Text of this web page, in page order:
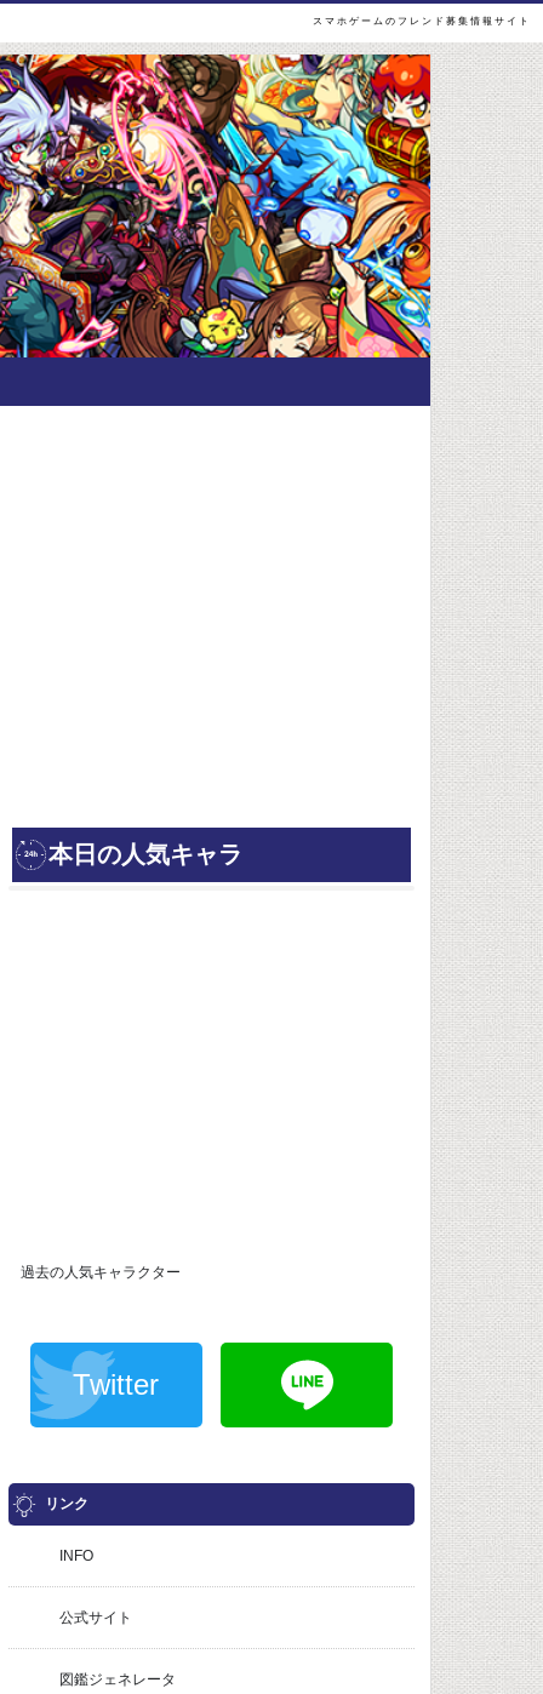
スマホゲームのフレンド募集情報サイト
過去の人気キャラクター
Twitter
リンク
INFO
公式サイト
図鑑ジェネレータ